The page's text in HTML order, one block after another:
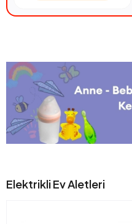
Elektrikli Ev Aletleri